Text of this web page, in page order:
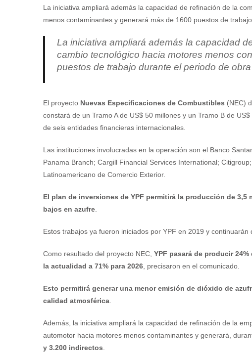
La iniciativa ampliará además la capacidad de refinación de la
menos contaminantes y generará más de 1600 puestos de
La iniciativa ampliará además la capacidad
cambio tecnológico hacia motores menos
puestos de trabajo durante el periodo de obra
El proyecto Nuevas Especificaciones de Combustibles (NEC)
constará de un Tramo A de US$ 50 millones y un Tramo B de
de seis entidades financieras internacionales.
Las instituciones involucradas en la operación son el Banco
Panama Branch; Cargill Financial Services International;
Latinoamericano de Comercio Exterior.
El plan de inversiones de YPF permitirá la producción de
bajos en azufre.
Estos trabajos ya fueron iniciados por YPF en 2019 y
Como resultado del proyecto NEC, YPF pasará de producir
la actualidad a 71% para 2026, precisaron en el comunicado.
Esto permitirá generar una menor emisión de dióxido de
calidad atmosférica.
Además, la iniciativa ampliará la capacidad de refinación de la
automotor hacia motores menos contaminantes y generará,
y 3.200 indirectos.